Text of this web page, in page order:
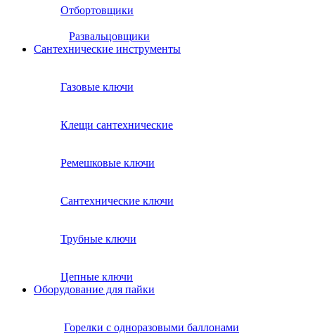
Отбортовщики
Развальцовщики
Сантехнические инcтрументы
Газовые ключи
Клещи сантехнические
Ремешковые ключи
Сантехнические ключи
Трубные ключи
Цепные ключи
Оборудование для пайки
Горелки с одноразовыми баллонами